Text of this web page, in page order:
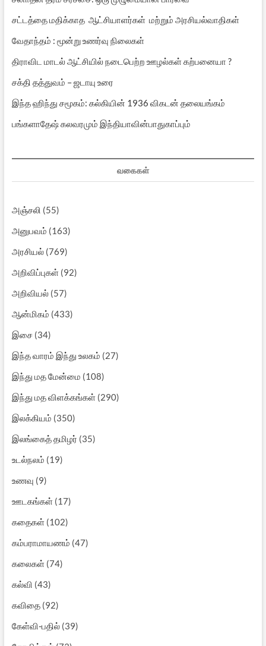
சட்டத்தை மதிக்காத ஆட்சியாளர்கள் மற்றும் அரசியல்வாதிகள்
வேதாந்தம் : மூன்று உணர்வு நிலைகள்
திராவிட மாடல் ஆட்சியில் நடைபெற்ற ஊழல்கள் கற்பனையா ?
சக்தி தத்துவம் – ஜடாயு உரை
இந்த ஹிந்து சமூகம்: கல்கியின் 1936 விகடன் தலையங்கம்
பங்களாதேஷ் கலவரமும் இந்தியாவின்பாதுகாப்பும்
வகைகள்
அஞ்சலி (55)
அனுபவம் (163)
அரசியல்(769)
அறிவிப்புகள்(92)
அறிவியல்(57)
ஆன்மிகம் (433)
இசை(34)
இந்த வாரம் இந்து உலகம் (27)
இந்து மத மேன்மை (108)
இந்து மத விளக்கங்கள்(290)
இலக்கியம் (350)
இலங்கைத் தமிழர் (35)
உடல்நலம் (19)
உணவு (9)
ஊடகங்கள்(17)
கதைகள்(102)
கம்பராமாயணம் (47)
கலைகள்(74)
கல்வி (43)
கவிதை(92)
கேள்வி-பதில்(39)